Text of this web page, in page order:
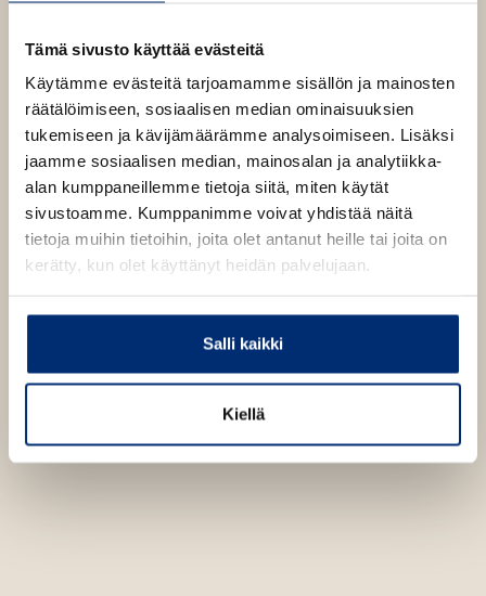
Tämä sivusto käyttää evästeitä
Käytämme evästeitä tarjoamamme sisällön ja mainosten
räätälöimiseen, sosiaalisen median ominaisuuksien
tukemiseen ja kävijämäärämme analysoimiseen. Lisäksi
jaamme sosiaalisen median, mainosalan ja analytiikka-
alan kumppaneillemme tietoja siitä, miten käytät
sivustoamme. Kumppanimme voivat yhdistää näitä
tietoja muihin tietoihin, joita olet antanut heille tai joita on
kerätty, kun olet käyttänyt heidän palvelujaan.
Salli kaikki
Kiellä